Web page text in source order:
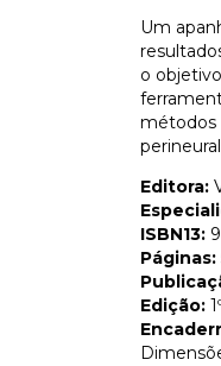
Um
o
métodos
Editora:
ISBN13:
Páginas:
Edição: